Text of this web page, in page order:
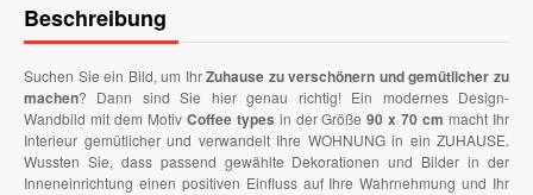
Beschreibung
Suchen Sie ein Bild, um IhrZuhause zu verschönern und gemütlicher zu
machen? Dann sind Sie hier genau richtig! Ein modernes Design-
Wandbild mit dem Motiv Coffee types in der Größe90 x 70 cm macht Ihr
Interieur gemütlicher und verwandelt Ihre WOHNUNG in ein ZUHAUSE.
Wussten Sie, dass passend gewählte Dekorationen und Bilder in der
Inneneinrichtung einen positiven Einfluss auf Ihre Wahrnehmung und Ihr